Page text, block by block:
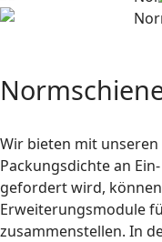
Wir bieten mit
Packungsdichte an
gefordert wird,
Erweiterungsmodule
zusammenstellen. In